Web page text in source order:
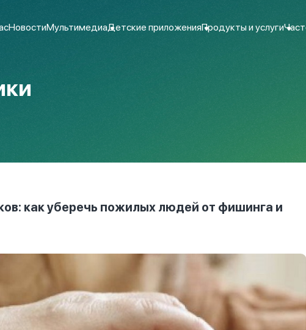
НовостиМультимедиаДетские приложенияПродукты и услуги
как уберечь пожилых людей от фишинга и